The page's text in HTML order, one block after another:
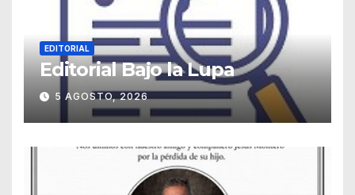
EDITORIAL
Editorial Bajo la Lupa
5 AGOSTO, 2026